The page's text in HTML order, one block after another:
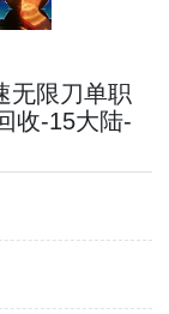
无限刀单职
收-15大陆-